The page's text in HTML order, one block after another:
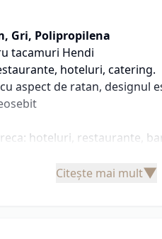
Gri, Polipropilena
tacamuri Hendi
hoteluri, catering.
aspect de ratan, designul
hoteluri, restaurante,
Citește mai mult▼